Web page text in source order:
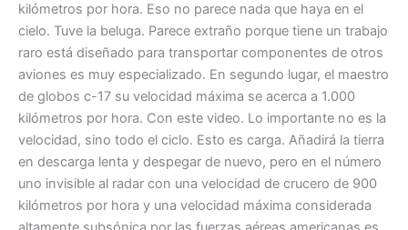
kilómetros por hora. Eso no parece nada que haya en el
cielo. Tuve la beluga. Parece extraño porque tiene un trabajo
raro está diseñado para transportar componentes de otros
aviones es muy especializado. En segundo lugar, el maestro
de globos c-17 su velocidad máxima se acerca a 1.000
kilómetros por hora. Con este video. Lo importante no es la
velocidad, sino todo el ciclo. Esto es carga. Añadirá la tierra
en descarga lenta y despegar de nuevo, pero en el número
uno invisible al radar con una velocidad de crucero de 900
kilómetros por hora y una velocidad máxima considerada